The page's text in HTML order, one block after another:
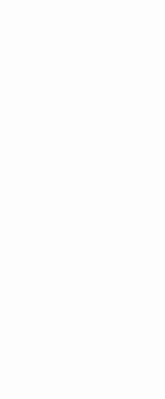
esta
psicomotriz
A través
mano, como
el
y risas.
alegría